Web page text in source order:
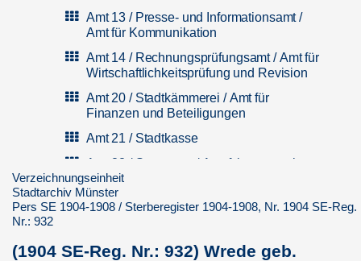
Amt 13 / Presse- und Informationsamt /
Amt für Kommunikation
Amt 14 / Rechnungsprüfungsamt / Amt für
Wirtschaftlichkeitsprüfung und Revision
Amt 20 / Stadtkämmerei / Amt für
Finanzen und Beteiligungen
Amt 21 / Stadtkasse
Amt 22 / Steueramt / Amt f. kommunale
Abgaben
Amt 23 / Liegenschaftsamt / Amt für
Amt 24 / Amt für Verteidigungslasten
Verzeichnungseinheit
Stadtarchiv Münster
Pers SE 1904-1908 / Sterberegister 1904-1908, Nr. 1904 SE-Reg.
Nr.: 932
(1904 SE-Reg. Nr.: 932) Wrede geb.